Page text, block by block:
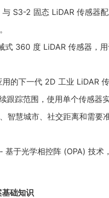
S3-2 固态 LiDAR 传感器
360 度 LiDAR 传感器，
的下一代 2D 工业 LiDAR 传
跟踪范围，使用单个传感器
智慧城市、社交距离和需要
基于光学相控阵 (OPA) 技
础知识